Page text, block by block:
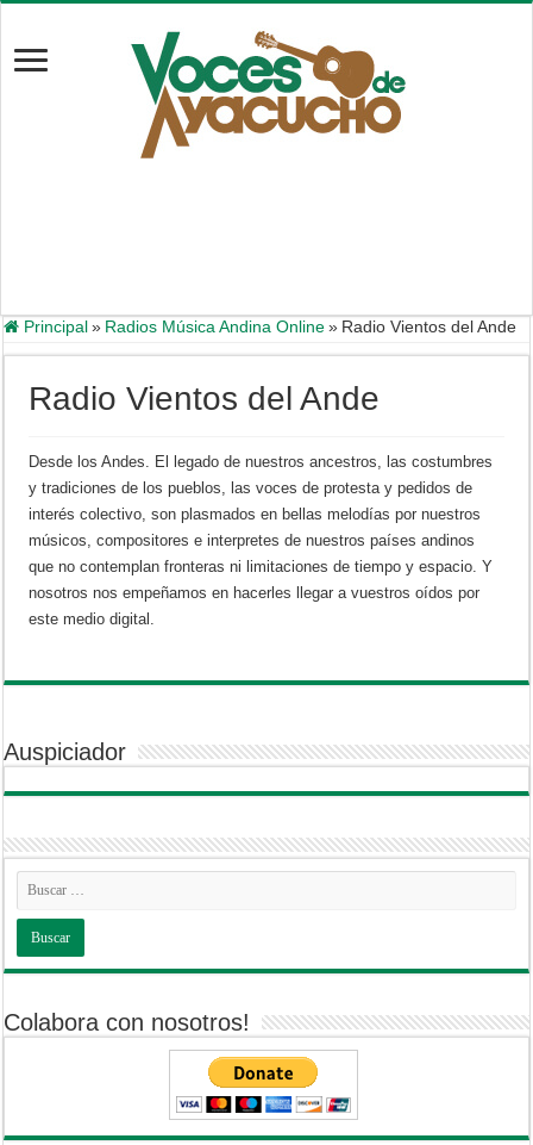
Principal » Radios Música Andina Online » Radio Vientos del Ande
Radio Vientos del Ande
Desde los Andes. El legado de nuestros ancestros, las costumbres
y tradiciones de los pueblos, las voces de protesta y pedidos de
interés colectivo, son plasmados en bellas melodías por nuestros
músicos, compositores e interpretes de nuestros países andinos
que no contemplan fronteras ni limitaciones de tiempo y espacio. Y
nosotros nos empeñamos en hacerles llegar a vuestros oídos por
este medio digital.
Auspiciador
Colabora con nosotros!